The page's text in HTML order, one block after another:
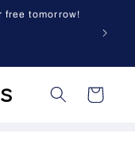
free tomorrow!
Cart